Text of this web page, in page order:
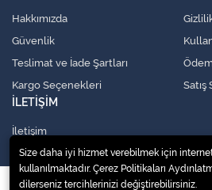
Hakkımızda
Güvenlik
Teslimat ve İade Şartları
Kargo Seçenekleri
Satış
İLETİŞİM
İletişim
© 2020Küresel Soğutma Sistemleri Yedek
Size daha iyi hizmet verebilmek için
kullanılmaktadır. Çerez Politikaları
dilerseniz tercihlerinizi değiştirebilirsiniz.